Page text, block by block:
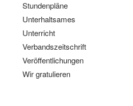
Stundenpläne
Unterhaltsames
Unterricht
Verbandszeitschrift
Veröffentlichungen
Wir gratulieren